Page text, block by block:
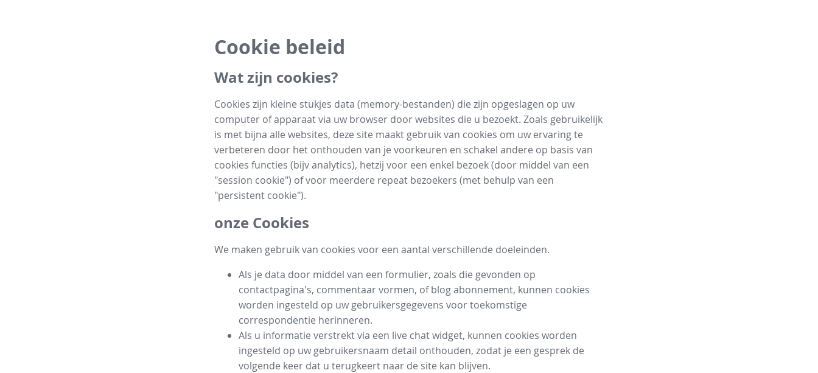
Cookie beleid
Wat zijn cookies?
Cookies zijn kleine stukjes data (memory-bestanden) die zijn opgeslagen op uw
computer of apparaat via uw browser door websites die u bezoekt. Zoals gebruikelijk
is met bijna alle websites, deze site maakt gebruik van cookies om uw ervaring te
verbeteren door het onthouden van je voorkeuren en schakel andere op basis van
cookies functies (bijv analytics), hetzij voor een enkel bezoek (door middel van een
"session cookie") of voor meerdere repeat bezoekers (met behulp van een
"persistent cookie").
onze Cookies
We maken gebruik van cookies voor een aantal verschillende doeleinden.
Als je data door middel van een formulier, zoals die gevonden op
contactpagina's, commentaar vormen, of blog abonnement, kunnen cookies
worden ingesteld op uw gebruikersgegevens voor toekomstige
correspondentie herinneren.
Als u informatie verstrekt via een live chat widget, kunnen cookies worden
ingesteld op uw gebruikersnaam detail onthouden, zodat je een gesprek de
volgende keer dat u terugkeert naar de site kan blijven.